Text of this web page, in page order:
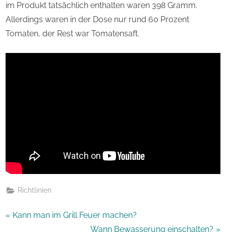
im Produkt tatsächlich enthalten waren 398 Gramm.
Allerdings waren in der Dose nur rund 60 Prozent
Tomaten, der Rest war Tomatensaft.
Richtlinien
Beitragsnavigation
P
Kann man im Grill Feuer machen?
N
Wann Bewasserung einschalten?